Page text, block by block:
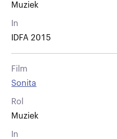
Muziek
In
IDFA 2015
Film
Sonita
Rol
Muziek
In